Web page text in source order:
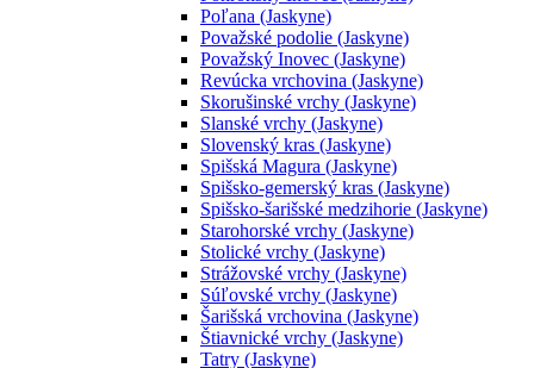
Poľana (Jaskyne)
Považské podolie (Jaskyne)
Považský Inovec (Jaskyne)
Revúcka vrchovina (Jaskyne)
Skorušinské vrchy (Jaskyne)
Slanské vrchy (Jaskyne)
Slovenský kras (Jaskyne)
Spišská Magura (Jaskyne)
Spišsko-gemerský kras (Jaskyne)
Spišsko-šarišské medzihorie (Jaskyne)
Starohorské vrchy (Jaskyne)
Stolické vrchy (Jaskyne)
Strážovské vrchy (Jaskyne)
Súľovské vrchy (Jaskyne)
Šarišská vrchovina (Jaskyne)
Štiavnické vrchy (Jaskyne)
Tatry (Jaskyne)